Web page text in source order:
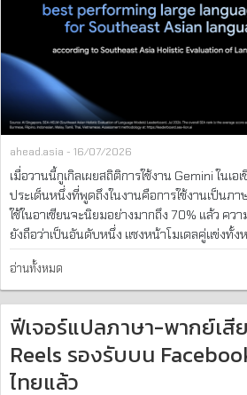
ahead.asia - 16/07/2026
เมื่อวานนี้กูเกิลเผยสถิติการใช้งาน Gemini ในเอ
ประเด็นหนึ่งที่พูดถึงในงานคือการใช้งานเป็นภา
ใช้ในอาเซียนจะนิยมอย่างมากถึง 70% แล้ว คว
ยังถือว่าเป็นอันดับหนึ่ง แซงหน้าโมเดลคู่แข่งทั้ง
อ่านทั้งหมด
ฟีเจอร์แปลภาษา-พากย์เสี
Reels รองรับบน
ไทยแล้ว